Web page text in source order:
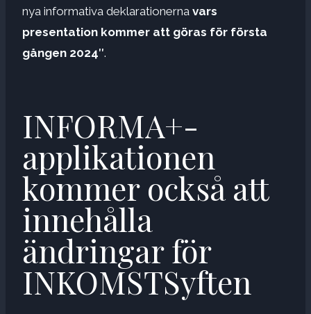
nya informativa deklarationerna vars
presentation kommer att göras för första
gången 2024″.
INFORMA+-
applikationen
kommer också att
innehålla
ändringar för
INKOMSTSyften